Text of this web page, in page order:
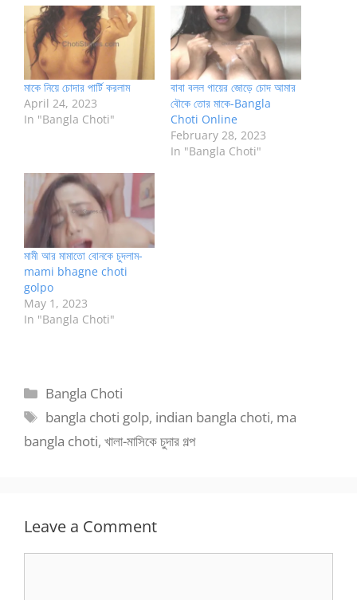
মাকে নিয়ে চোদার পার্টি করলাম
April 24, 2023
In "Bangla Choti"
বাবা বলল গায়ের জোড়ে চোদ আমার
বৌকে তোর মাকে-Bangla
Choti Online
February 28, 2023
In "Bangla Choti"
মামী আর মামাতো বোনকে চুদলাম-
mami bhagne choti
golpo
May 1, 2023
In "Bangla Choti"
Categories
Bangla Choti
Tags
bangla choti golp, indian bangla choti, ma
bangla choti, খালা-মাসিকে চুদার গল্প
Leave a Comment